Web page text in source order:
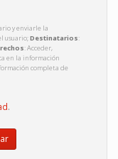
y enviarle la
usuario;Destinatarios:
: Acceder,
en la información
completa de
.